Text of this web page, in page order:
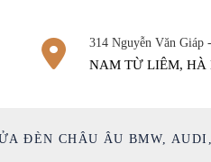
314 Nguyễn Văn Giáp
NAM TỪ LIÊM, HÀ
ĐÈN CHÂU ÂU BMW,